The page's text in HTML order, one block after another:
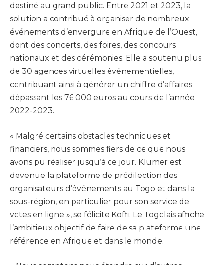
destiné au grand public. Entre 2021 et 2023, la
solution a contribué à organiser de nombreux
événements d’envergure en Afrique de l’Ouest,
dont des concerts, des foires, des concours
nationaux et des cérémonies. Elle a soutenu plus
de 30 agences virtuelles événementielles,
contribuant ainsi à générer un chiffre d’affaires
dépassant les 76 000 euros au cours de l’année
2022-2023.
« Malgré certains obstacles techniques et
financiers, nous sommes fiers de ce que nous
avons pu réaliser jusqu’à ce jour. Klumer est
devenue la plateforme de prédilection des
organisateurs d’événements au Togo et dans la
sous-région, en particulier pour son service de
votes en ligne », se félicite Koffi. Le Togolais affiche
l’ambitieux objectif de faire de sa plateforme une
référence en Afrique et dans le monde.